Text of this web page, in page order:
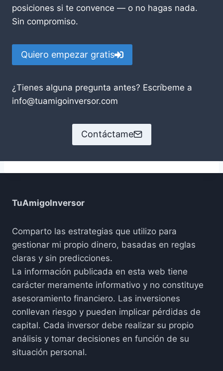
posiciones si te convence — o no hagas nada.
Sin compromiso.
Quiero empezar gratis
¿Tienes alguna pregunta antes? Escríbeme a
info@tuamigoinversor.com
Contáctame
TuAmigoInversor
Comparto las estrategias que utilizo para
gestionar mi propio dinero, basadas en reglas
claras y sin predicciones.
La información publicada en esta web tiene
carácter meramente informativo y no constituye
asesoramiento financiero. Las inversiones
conllevan riesgo y pueden implicar pérdidas de
capital. Cada inversor debe realizar su propio
análisis y tomar decisiones en función de su
situación personal.